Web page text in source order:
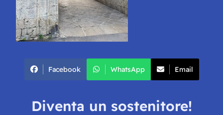
Facebook WhatsApp Email
Diventa un sostenitore!